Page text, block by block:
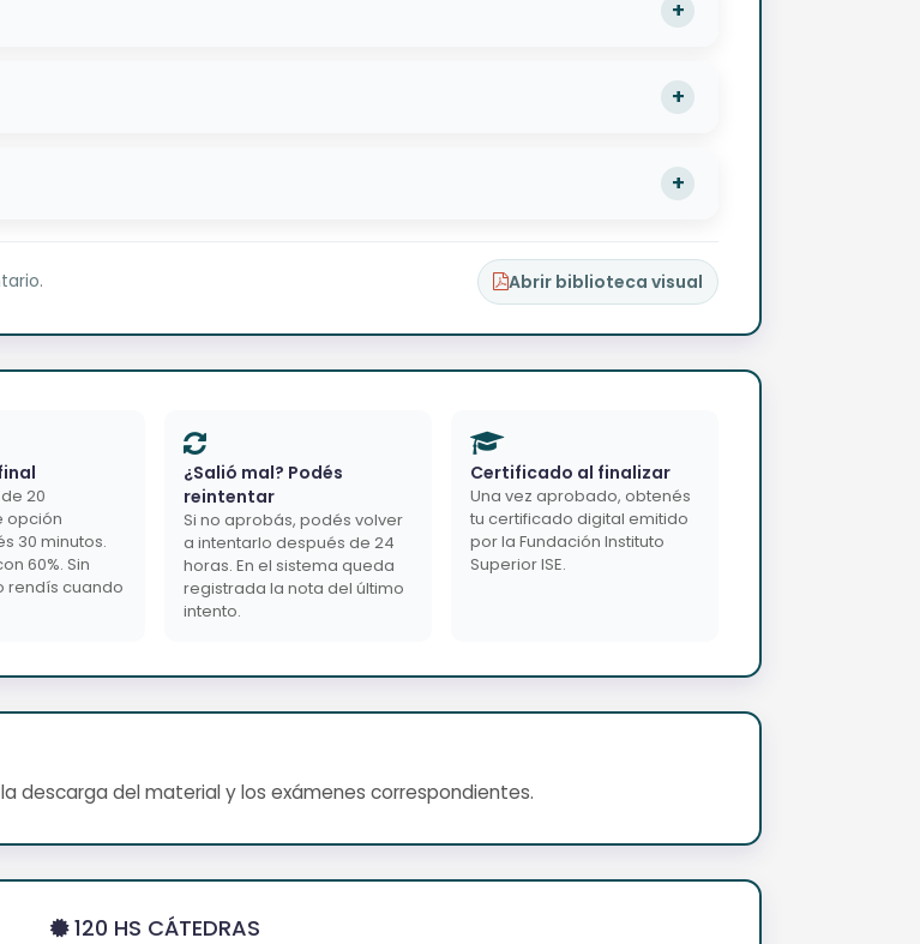
Abrir biblioteca visual
20
opción
30 minutos.
60%. Sin
rendís cuando
¿Salió mal? Podés
reintentar
Si no aprobás, podés volver
a intentarlo después de 24
horas. En el sistema queda
registrada la nota del último
intento.
Certificado al finalizar
Una vez aprobado, obtenés
tu certificado digital emitido
por la Fundación Instituto
Superior ISE.
descarga del material y los exámenes correspondientes.
120 HS CÁTEDRAS